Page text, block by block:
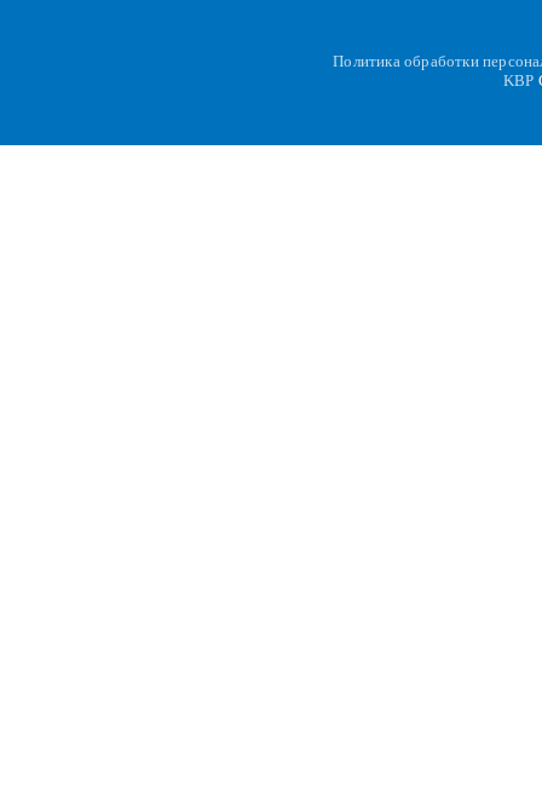
Политика обработки
KBP